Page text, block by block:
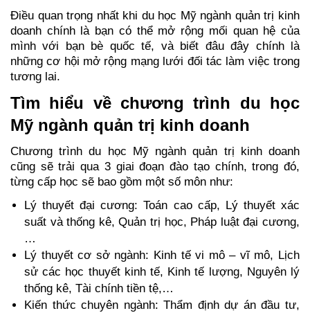
Điều quan trọng nhất khi du học Mỹ ngành quản trị kinh
doanh chính là bạn có thể mở rộng mối quan hệ của
mình với bạn bè quốc tế, và biết đâu đây chính là
những cơ hội mở rộng mạng lưới đối tác làm việc trong
tương lai.
Tìm hiểu về chương trình du học
Mỹ ngành quản trị kinh doanh
Chương trình du học Mỹ ngành quản trị kinh doanh
cũng sẽ trải qua 3 giai đoạn đào tạo chính, trong đó,
từng cấp học sẽ bao gồm một số môn như:
Lý thuyết đại cương: Toán cao cấp, Lý thuyết xác
suất và thống kê, Quản trị học, Pháp luật đại cương,
…
Lý thuyết cơ sở ngành: Kinh tế vi mô – vĩ mô, Lịch
sử các học thuyết kinh tế, Kinh tế lượng, Nguyên lý
thống kê, Tài chính tiền tệ,…
Kiến thức chuyên ngành: Thẩm định dự án đầu tư,